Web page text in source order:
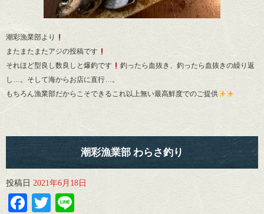
潮彩漁業部より
またまたまたアジの投稿です
それほど型良し数良しと爆釣です
釣ったら血抜き、釣ったら血抜きの繰り返
し…。そして海からお店に直行…。
もちろん漁業部だからこそできるこれ以上無い最高鮮度でのご提供
潮彩漁業部 わらさ釣り
投稿日 2021年6月18日
Facebook
Twitter
Line